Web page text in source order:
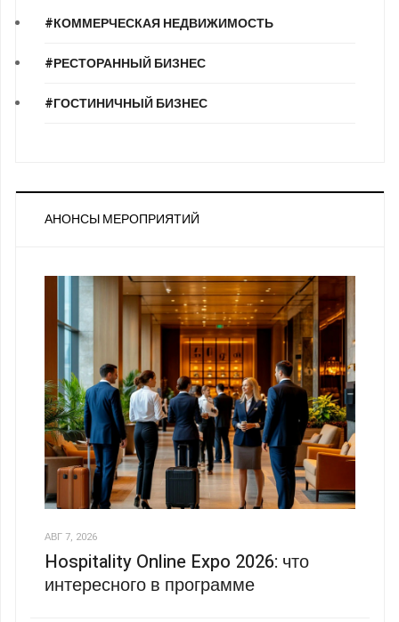
#КОММЕРЧЕСКАЯ НЕДВИЖИМОСТЬ
#РЕСТОРАННЫЙ БИЗНЕС
#ГОСТИНИЧНЫЙ БИЗНЕС
АНОНСЫ МЕРОПРИЯТИЙ
АВГ 7, 2026
Hospitality Online Expo 2026: что
интересного в программе